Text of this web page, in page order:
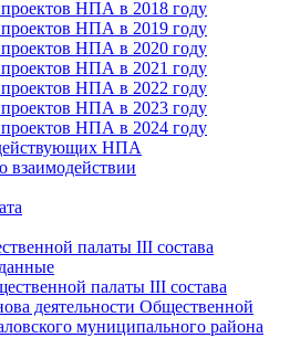
НПА в 2018 году
НПА в 2019 году
НПА в 2020 году
НПА в 2021 году
НПА в 2022 году
НПА в 2023 году
НПА в 2024 году
НПА
взаимодействии
палаты III состава
палаты III состава
деятельности Общественной
муниципального района